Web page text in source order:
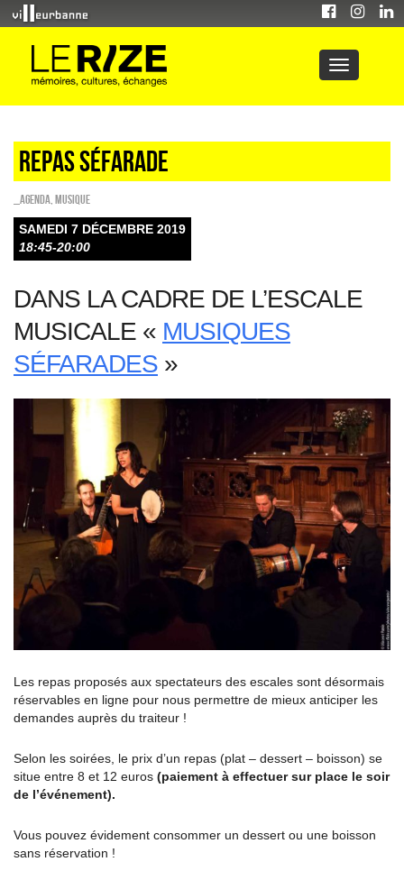
Repas séfarade
_Agenda Musique
SAMEDI 7 DÉCEMBRE 2019
18:45-20:00
DANS LA CADRE DE L’ESCALE
MUSICALE « MUSIQUES
SÉFARADES »
Les repas proposés aux spectateurs des escales sont désormais
réservables en ligne pour nous permettre de mieux anticiper les
demandes auprès du traiteur !
Selon les soirées, le prix d’un repas (plat – dessert – boisson) se
situe entre 8 et 12 euros (paiement à effectuer sur place le soir
de l’événement).
Vous pouvez évidement consommer un dessert ou une boisson
sans réservation !